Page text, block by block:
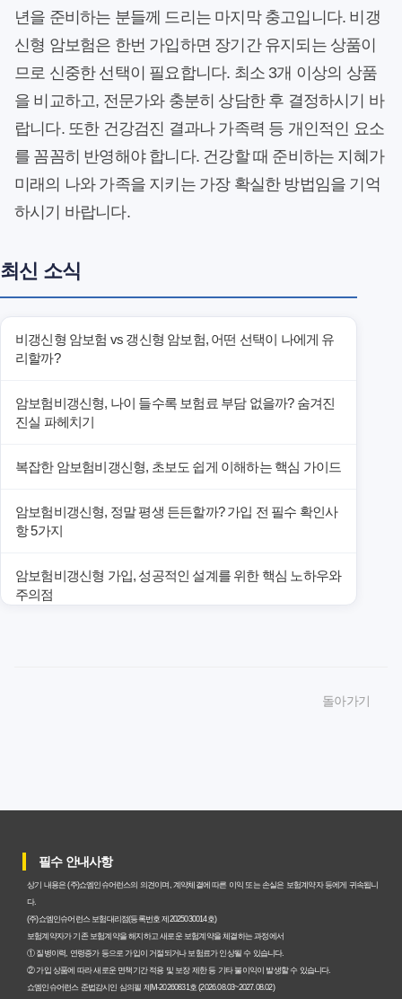
년을 준비하는 분들께 드리는 마지막 충고입니다. 비갱
신형 암보험은 한번 가입하면 장기간 유지되는 상품이
므로 신중한 선택이 필요합니다. 최소 3개 이상의 상품
을 비교하고, 전문가와 충분히 상담한 후 결정하시기 바
랍니다. 또한 건강검진 결과나 가족력 등 개인적인 요소
를 꼼꼼히 반영해야 합니다. 건강할 때 준비하는 지혜가
미래의 나와 가족을 지키는 가장 확실한 방법임을 기억
하시기 바랍니다.
최신 소식
비갱신형 암보험 vs 갱신형 암보험, 어떤 선택이 나에게 유
리할까?
암보험비갱신형, 나이 들수록 보험료 부담 없을까? 숨겨진
진실 파헤치기
복잡한 암보험비갱신형, 초보도 쉽게 이해하는 핵심 가이드
암보험비갱신형, 정말 평생 든든할까? 가입 전 필수 확인사
항 5가지
암보험비갱신형 가입, 성공적인 설계를 위한 핵심 노하우와
주의점
갱신형 암보험과 비갱신형, 어떤 차이가 있을까? 내게 맞는
암보험비갱신형, 평생 고정 보험료의 숨겨진 가치와 현명한
선택 기준
암보험 비갱신형, 왜 지금 선택해야 할까요? 미래 보험료 걱
정 끝내는 방법
돌아가기
필수 안내사항
상기 내용은 (주)쇼엠인슈어런스의 의견이며, 계약체결에 따른 이익 또는 손실은 보험계약자 등에게 귀속됩니
다.
(주)쇼엠인슈어런스 보험대리점(등록번호 제2025030014호)
보험계약자가 기존 보험계약을 해지하고 새로운 보험계약을 체결하는 과정에서
① 질병이력, 연령증가 등으로 가입이 거절되거나 보험료가 인상될 수 있습니다.
② 가입 상품에 따라 새로운 면책기간 적용 및 보장 제한 등 기타 불이익이 발생할 수 있습니다.
쇼엠인슈어런스 준법감시인 심의필 제M-20260831호 (2026.08.03~2027.08.02)